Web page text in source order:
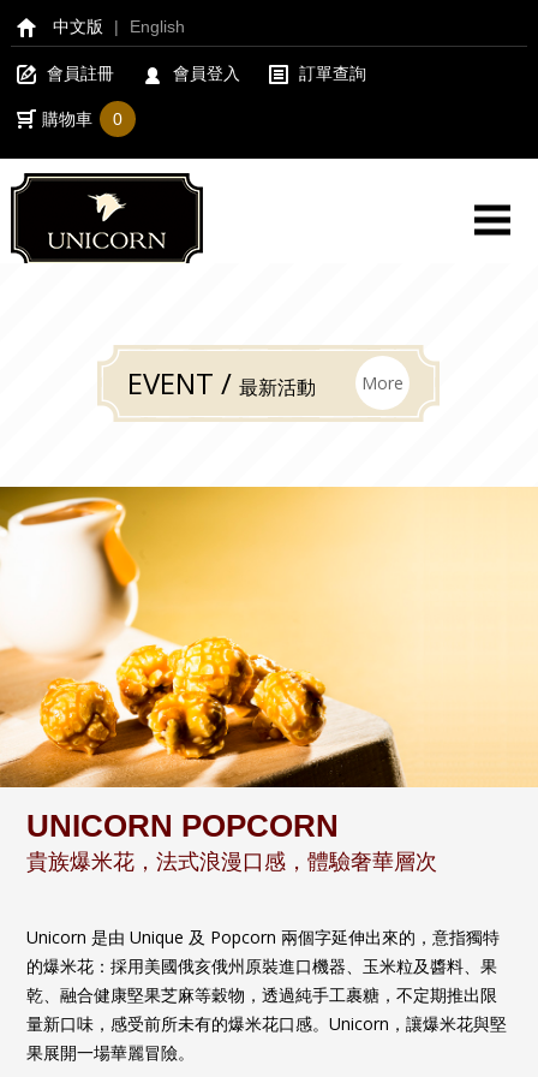
中文版 | English
會員註冊 會員登入
訂單查詢
購物車
0
EVENT /最新活動 More
UNICORN POPCORN
貴族爆米花，法式浪漫口感，體驗奢華層次
Unicorn 是由 Unique 及 Popcorn 兩個字延伸出來的，意指獨特
的爆米花：採用美國俄亥俄州原裝進口機器、玉米粒及醬料、果
乾、融合健康堅果芝麻等穀物，透過純手工裹糖，不定期推出限
量新口味，感受前所未有的爆米花口感。Unicorn，讓爆米花與堅
果展開一場華麗冒險。